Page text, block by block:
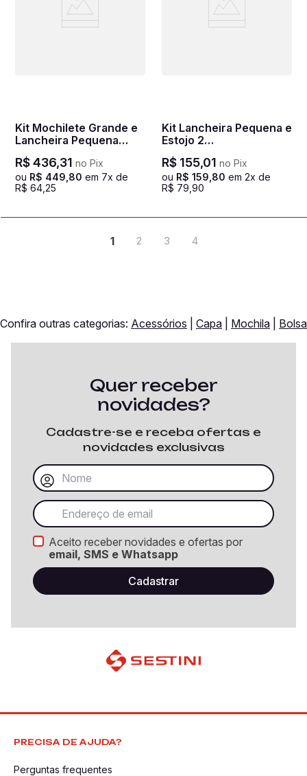
Kit Mochilete Grande e
Lancheira Pequena
Sestini Plus Colorido -
Game 2
R$436,31 no Pix
ou R$ 449 80 em 7x de
R$ 64 25
Kit Lancheira Pequena e
Estojo 2
Compartimentos Sestini
Plus - Arco Íris 2
R$ 155,01 no Pix
ou R$ 159 80 em 2x de
R$ 79 90
1 2 3 4
Confira outras categorias: Acessórios Capa Mochila Bolsa
Quer receber
novidades?
Cadastre-se e receba ofertas e
novidades exclusivas
Aceito receber novidades e ofertas por
email, SMS e Whatsapp
PRECISA DE AJUDA?
Perguntas frequentes